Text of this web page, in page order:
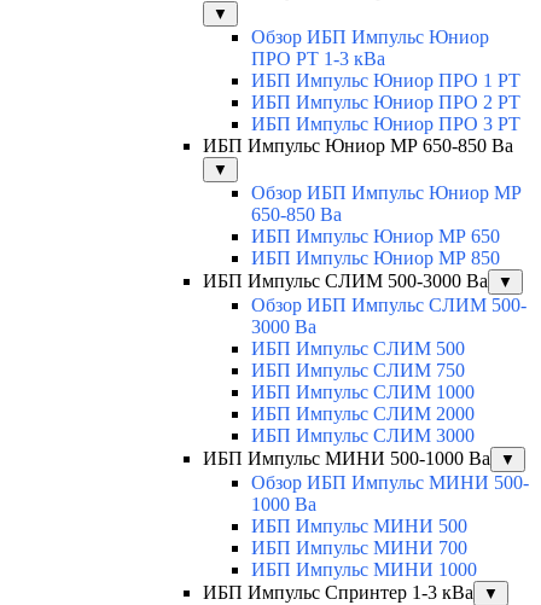
▼
Обзор ИБП Импульс Юниор
ПРО РТ 1-3 кВа
ИБП Импульс Юниор ПРО 1 РТ
ИБП Импульс Юниор ПРО 2 РТ
ИБП Импульс Юниор ПРО 3 РТ
ИБП Импульс Юниор МР 650-850 Ва
▼
Обзор ИБП Импульс Юниор МР
650-850 Ва
ИБП Импульс Юниор МР 650
ИБП Импульс Юниор МР 850
ИБП Импульс СЛИМ 500-3000 Ва
▼
Обзор ИБП Импульс СЛИМ 500-
3000 Ва
ИБП Импульс СЛИМ 500
ИБП Импульс СЛИМ 750
ИБП Импульс СЛИМ 1000
ИБП Импульс СЛИМ 2000
ИБП Импульс СЛИМ 3000
ИБП Импульс МИНИ 500-1000 Ва
▼
Обзор ИБП Импульс МИНИ 500-
1000 Ва
ИБП Импульс МИНИ 500
ИБП Импульс МИНИ 700
ИБП Импульс МИНИ 1000
ИБП Импульс Спринтер 1-3 кВа
▼